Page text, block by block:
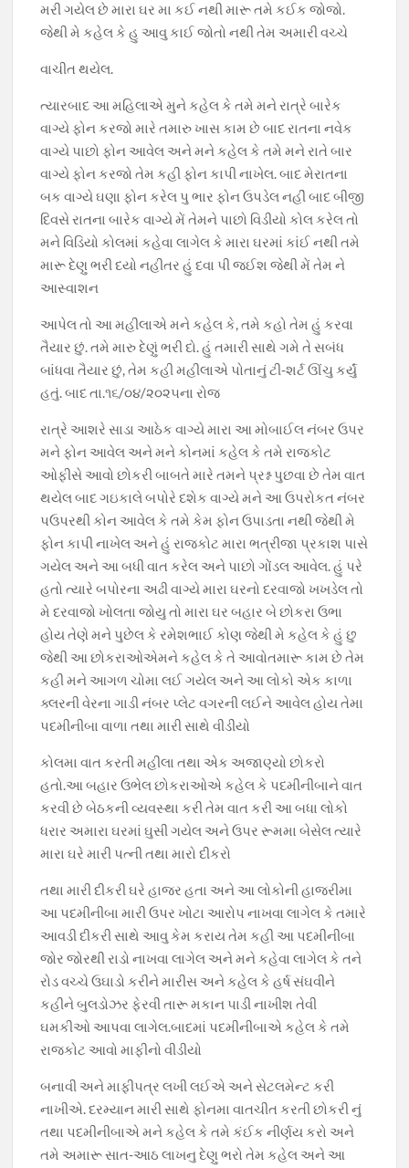
મરી ગયેલ છે મારા ઘર મા કઈ નથી મારૂ તમે કઈક જોજો.
જેથી મે કહેલ કે હુ આવુ કાઈ જોતો નથી તેમ અમારી વચ્ચે
વાચીત થયેલ.
ત્યારબાદ આ મહિલાએ મુને કહેલ કે તમે મને રાત્રે બારેક
વાગ્યે ફોન કરજો મારે તમારુ ખાસ કામ છે બાદ રાતના નવેક
વાગ્યે પાછો ફોન આવેલ અને મને કહેલ કે તમે મને રાતે બાર
વાગ્યે ફોન કરજો તેમ કહી ફોન કાપી નાખેલ. બાદ મેરાતના
બક વાગ્યે ઘણા ફોન કરેલ પુ ભાર ફોન ઉપડેલ નહીં બાદ બીજી
દિવસે રાતના બારેક વાગ્યે મેં તેમને પાછો વિડીયો કોલ કરેલ તો
મને વિડિયો કોલમાં કહેવા લાગેલ કે મારા ઘરમાં કાંઈ નથી તમે
મારૂ દેણુ ભરી દયો નહીતર હું દવા પી જઈશ જેથી મેં તેમ ને
આસ્વાશન
આપેલ તો આ મહીલાએ મને કહેલ કે, તમે કહો તેમ હું કરવા
તૈયાર છું. તમે મારુ દેણું ભરી દો. હું તમારી સાથે ગમે તે સબંધ
બાંધવા તૈયાર છું, તેમ કહી મહીલાએ પોતાનું ટી-શર્ટ ઊંચુ કર્યું
હતું. બાદ તા.૧૬/૦૪/૨૦૨૫ના રોજ
રાત્રે આશરે સાડા આઠેક વાગ્યે મારા આ મોબાઈલ નંબર ઉપર
મને ફોન આવેલ અને મને કોનમાં કહેલ કે તમે રાજકોટ
ઓફીસે આવો છોકરી બાબતે મારે તમને પ્રશ્ન પુછવા છે તેમ વાત
થયેલ બાદ ગઇકાલે બપોરે દશેક વાગ્યે મને આ ઉપરોકત નંબર
પઉપરથી કોન આવેલ કે તમે કેમ ફોન ઉપાડતા નથી જેથી મે
ફોન કાપી નાખેલ અને હું રાજકોટ મારા ભત્રીજા પ્રકાશ પાસે
ગયેલ અને આ બધી વાત કરેલ અને પાછો ગોંડલ આવેલ. હું પરે
હતો ત્યારે બપોરના અઢી વાગ્યે મારા ઘરનો દરવાજો ખખડેલ તો
મે દરવાજો ખોલતા જોયુ તો મારા ઘર બહાર બે છોકરા ઉભા
હોય તેણે મને પુછેલ કે રમેશભાઈ કોણ જેથી મે કહેલ કે હું છુ
જેથી આ છોકરાઓએમને કહેલ કે તે આવોતમારૂ કામ છે તેમ
કહી મને આગળ ચોમા લઈ ગયેલ અને આ લોકો એક કાળા
ક્લરની વેરના ગાડી નંબર પ્લેટ વગરની લઈને આવેલ હોય તેમા
પદમીનીબા વાળા તથા મારી સાથે વીડીયો
કોલમા વાત કરતી મહીલા તથા એક અજાણ્યો છોકરો
હતો.આ બહાર ઉભેલ છોકરાઓએ કહેલ કે પદમીનીબાને વાત
કરવી છે બેઠકની વ્યવસ્થા કરી તેમ વાત કરી આ બધા લોકો
ધરાર અમારા ઘરમાં ઘુસી ગયેલ અને ઉપર રૂમમા બેસેલ ત્યારે
મારા ઘરે મારી પત્ની તથા મારો દીકરો
તથા મારી દીકરી ઘરે હાજર હતા અને આ લોકોની હાજરીમા
આ પદમીનીબા મારી ઉપર ખોટા આરોપ નાખવા લાગેલ કે તમારે
આવડી દીકરી સાથે આવુ કેમ કરાય તેમ કહી આ પદમીનીબા
જોર જોરથી રાડો નાખવા લાગેલ અને મને કહેવા લાગેલ કે તને
રોડ વચ્ચે ઉઘાડો કરીને મારીસ અને કહેલ કે હર્ષ સંઘવીને
કહીને બુલડોઝર ફેરવી તારૂ મકાન પાડી નાખીશ તેવી
ઘમકીઓ આપવા લાગેલ.બાદમાં પદમીનીબાએ કહેલ કે તમે
રાજકોટ આવો માફીનો વીડીયો
બનાવી અને માફીપત્ર લખી લઈએ અને સેટલમેન્ટ કરી
નાખીએ. દરમ્યાન મારી સાથે ફોનમા વાતચીત કરતી છોકરી નું
તથા પદમીનીબાએ મને કહેલ કે તમે કંઈક નીર્ણય કરો અને
તમે અમારૂ સાત-આઠ લાખનુ દેણુ ભરો તેમ કહેલ અને આ